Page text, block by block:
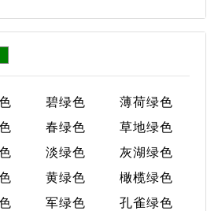
碧绿色
薄荷绿色
春绿色
草地绿色
淡绿色
灰湖绿色
黄绿色
橄榄绿色
军绿色
孔雀绿色